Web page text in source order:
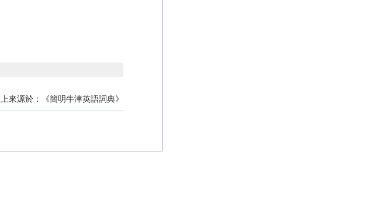
上來源於：《簡明牛津英語詞典》